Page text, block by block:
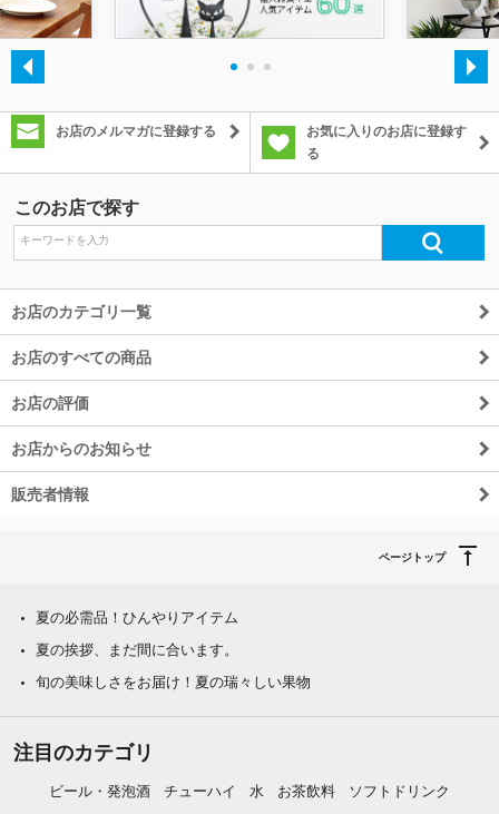
お店のメルマガに登録する
お気に入りのお店に登録す
る
このお店で探す
お店のカテゴリ一覧
お店のすべての商品
お店の評価
お店からのお知らせ
販売者情報
ページトップ
夏の必需品！ひんやりアイテム
夏の挨拶、まだ間に合います。
旬の美味しさをお届け！夏の瑞々しい果物
注目のカテゴリ
ビール・発泡酒 チューハイ 水 お茶飲料 ソフトドリンク